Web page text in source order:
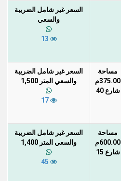
السعر غير شامل الضريبة
والسعي
مساحة
375.00م
شارع 40
السعر غير شامل الضريبة
والسعي المتر 1,500
17
مساحة
600.00م
شارع 15
السعر غير شامل الضريبة
والسعي المتر 1,400